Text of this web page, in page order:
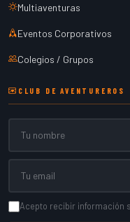
Multiaventuras
Eventos Corporativos
Colegios / Grupos
CLUB DE AVENTUREROS
Acepto recibir información